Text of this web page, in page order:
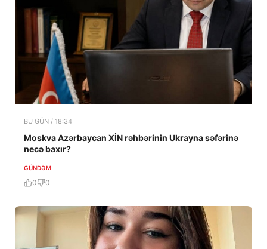
BU GÜN / 18:34
Moskva Azərbaycan XİN rəhbərinin Ukrayna səfərinə
necə baxır?
GÜNDƏM
0 0